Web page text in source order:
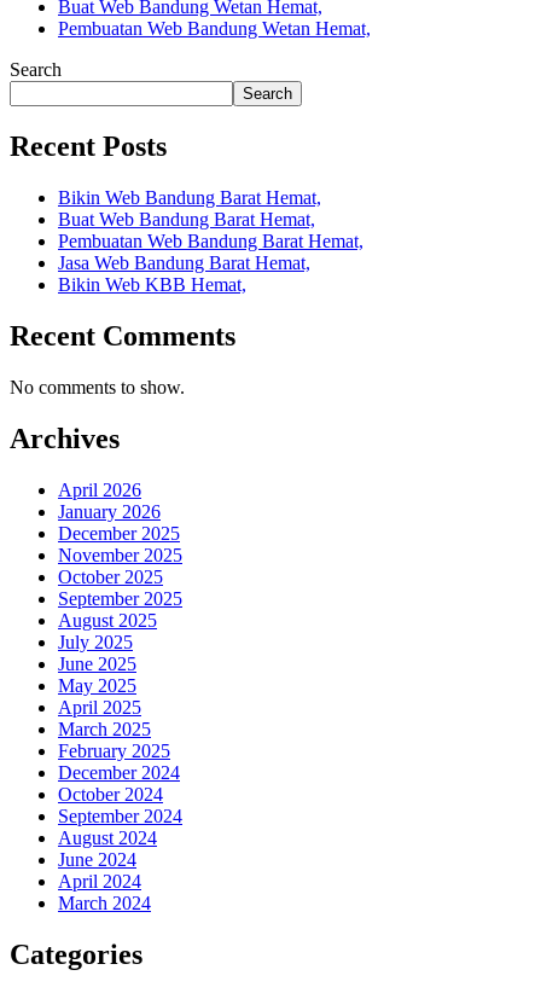
Buat Web Bandung Wetan Hemat,
Pembuatan Web Bandung Wetan Hemat,
Search
Search
Recent Posts
Bikin Web Bandung Barat Hemat,
Buat Web Bandung Barat Hemat,
Pembuatan Web Bandung Barat Hemat,
Jasa Web Bandung Barat Hemat,
Bikin Web KBB Hemat,
Recent Comments
No comments to show.
Archives
April 2026
January 2026
December 2025
November 2025
October 2025
September 2025
August 2025
July 2025
June 2025
May 2025
April 2025
March 2025
February 2025
December 2024
October 2024
September 2024
August 2024
June 2024
April 2024
March 2024
Categories